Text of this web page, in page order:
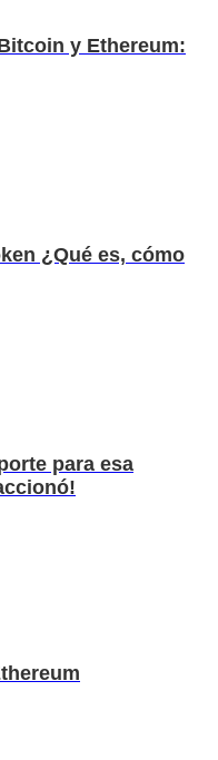
y Ethereum:
¿Qué es, cómo
para esa